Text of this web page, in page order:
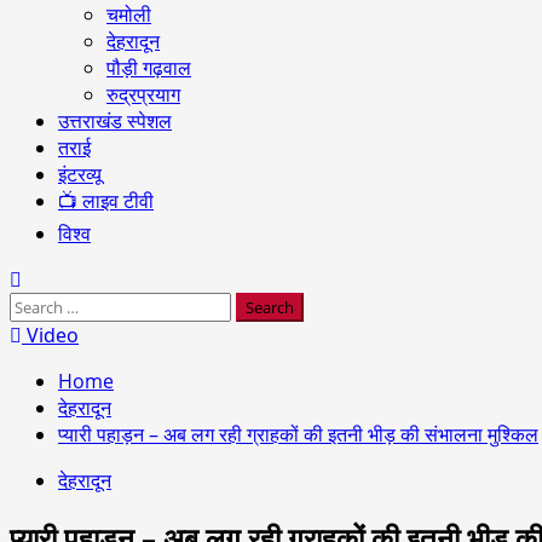
चमोली
देहरादून
पौड़ी गढ़वाल
रुद्रप्रयाग
उत्तराखंड स्पेशल
तराई
इंटरव्यू
📺 लाइव टीवी
विश्व
Search
for:Video
Home
देहरादून
प्यारी पहाड़न – अब लग रही ग्राहकों की इतनी भीड़ की संभालना मुश्किल
देहरादून